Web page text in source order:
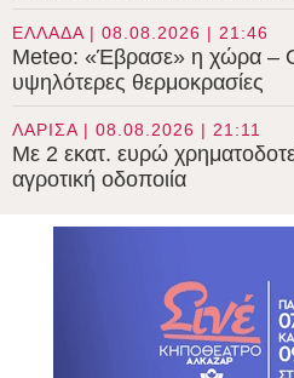
ΕΛΛΑΔΑ | 08.08.2026 | 21:46
Meteo: «Έβρασε» η χώρα –
υψηλότερες θερμοκρασίες
ΛΑΡΙΣΑ | 08.08.2026 | 21:11
Με 2 εκατ. ευρώ
αγροτική οδοποιία